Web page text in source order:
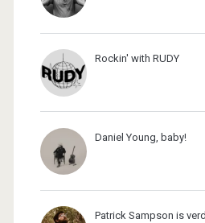
Rockin' with RUDY
Daniel Young, baby!
Patrick Sampson is